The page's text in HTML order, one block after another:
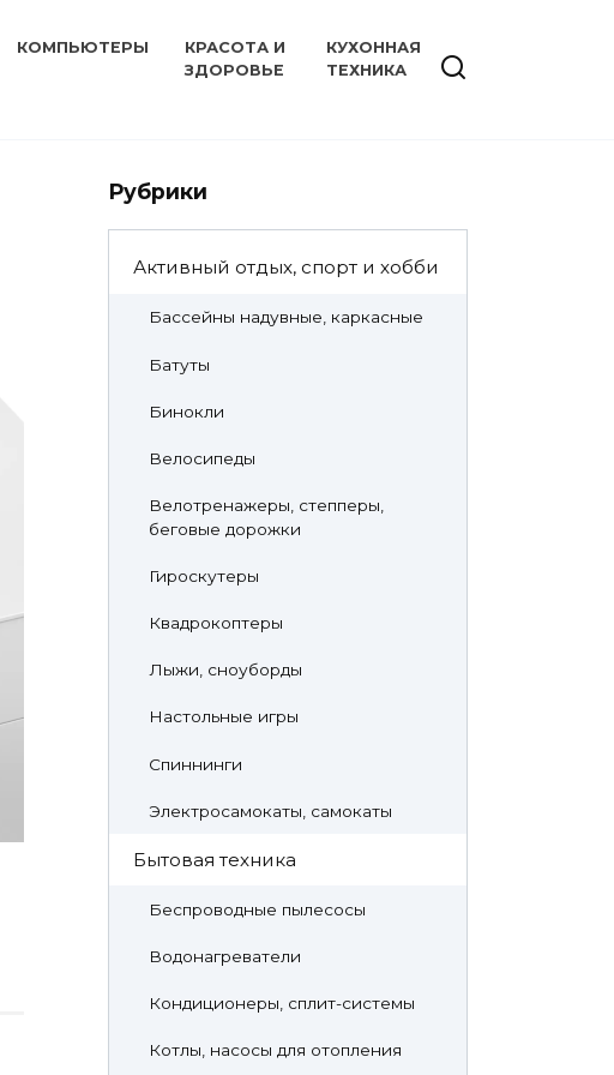
КОМПЬЮТЕРЫ
КРАСОТА И
ЗДОРОВЬЕ
КУХОННАЯ
ТЕХНИКА
Рубрики
Активный отдых, спорт и хобби
Бассейны надувные, каркасные
Батуты
Бинокли
Велосипеды
Велотренажеры, степперы,
беговые дорожки
Гироскутеры
Квадрокоптеры
Лыжи, сноуборды
Настольные игры
Спиннинги
Электросамокаты, самокаты
Бытовая техника
Беспроводные пылесосы
Водонагреватели
Кондиционеры, сплит-системы
Котлы, насосы для отопления